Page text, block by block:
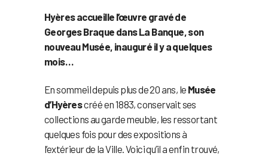
Hyères accueille l’œuvre gravé de
Georges Braque dans La Banque, son
nouveau Musée, inauguré il y a quelques
mois…
En sommeil depuis plus de 20 ans, le Musée
d’Hyèrescréé en 1883, conservait ses
collections au garde meuble, les ressortant
quelques fois pour des expositions à
l’extérieur de la Ville. Voici qu’il a enfin trouvé,